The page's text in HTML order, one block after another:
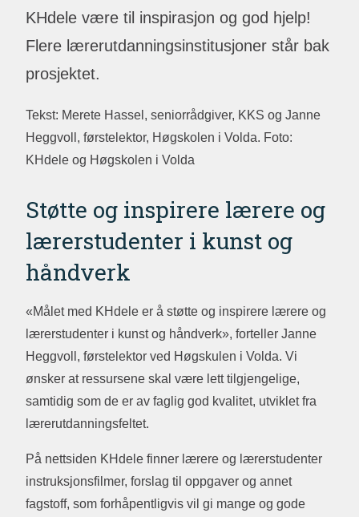
KHdele være til inspirasjon og god hjelp!
Flere lærerutdanningsinstitusjoner står bak
prosjektet.
Tekst: Merete Hassel, seniorrådgiver, KKS og Janne
Heggvoll, førstelektor, Høgskolen i Volda. Foto:
KHdele og Høgskolen i Volda
Støtte og inspirere lærere og
lærerstudenter i kunst og
håndverk
«Målet med KHdele er å støtte og inspirere lærere og
lærerstudenter i kunst og håndverk», forteller Janne
Heggvoll, førstelektor ved Høgskulen i Volda. Vi
ønsker at ressursene skal være lett tilgjengelige,
samtidig som de er av faglig god kvalitet, utviklet fra
lærerutdanningsfeltet.
På nettsiden KHdele finner lærere og lærerstudenter
instruksjonsfilmer, forslag til oppgaver og annet
fagstoff, som forhåpentligvis vil gi mange og gode